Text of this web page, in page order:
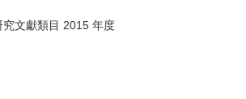
究文獻類目 2015 年度